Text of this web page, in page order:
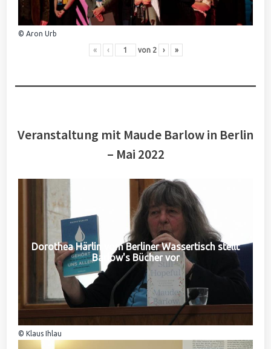
© Aron Urb
« ‹ von 2 › »
Veranstaltung mit Maude Barlow in Berlin
– Mai 2022
Dorothea Härlin vom Berliner Wassertisch stellt
Barlow's Bücher vor
© Klaus Ihlau